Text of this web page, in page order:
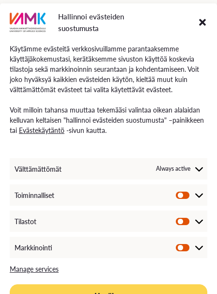
Hallinnoi evästeiden
suostumusta
Käytämme evästeitä verkkosivuillamme parantaaksemme
käyttäjäkokemustasi, kerätäksemme sivuston käyttöä koskevia
tilastoja sekä markkinoinnin seurantaan ja kohdentamiseen. Voit
joko hyväksyä kaikkien evästeiden käytön, kieltää muut kuin
välttämättömät evästeet tai valita käytettävät evästeet.
Voit milloin tahansa muuttaa tekemääsi valintaa oikean alalaidan
kelluvan keltaisen "hallinnoi evästeiden suostumusta" –painikkeen
tai Evästekäytäntö -sivun kautta.
Välttämättömät Always active
Toiminnalliset
Tilastot
Markkinointi
Manage services
VAMK Services
Services for Business
Services for students
Energiaa online newspaper
Contact us and visiting hours
Staff Search
EXAM – electronic exam
Come Work with Us